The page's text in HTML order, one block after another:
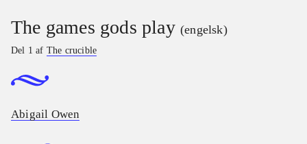
The games gods play (engelsk)
Del 1 af The crucible
Abigail Owen